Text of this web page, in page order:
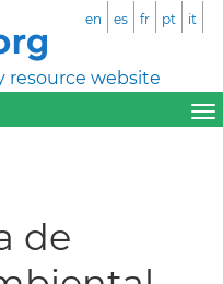
resource website
en es fr pt it
de